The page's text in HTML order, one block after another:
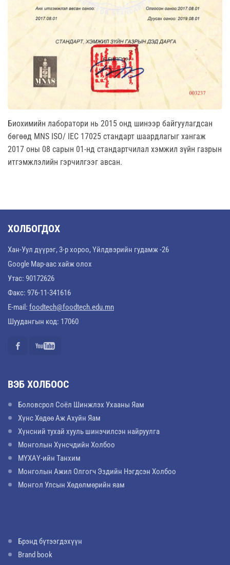
Биохимийн лаборатори нь 2015 онд шинээр байгуулагдсан
бөгөөд MNS ISO/ IEC 17025 стандарт шаардлагыг хангаж
2017 оны 08 сарын 01-нд стандартчилал хэмжил зүйн газрын
итгэмжлэлийн гэрчилгээг авсан.
ХОЛБОГДОХ
Хан-Уул дүүрэг, 3-р хороо, Үйлдвэрийн гудамж -26
Google Map-аас хайж олох
Утас: 90172626
Факс: 976-11-341616
E-mail: foodtech@foodtech.edu.mn
Шуудангын код: 17060
ВЭБ ХОЛБООС
Боловсрол Соёл Шинжлэх Ухааны Яам
Хүнс Хөдөө Аж Ахуйн Яам
Хүнсний тухай хууль шинэчилсэн найруулга
Монголын Хүнсчдийн Холбоо
МҮХАҮ-ийн Танхим
Монголын Ажил Олгогч Эздийн Нэгдсэн Холбоо
Монгол Улсын Хөдөлмөрийн яам
Брэнд бүтээгдэхүүн
Brand book